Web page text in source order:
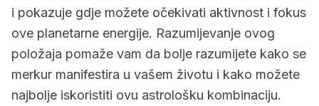
i pokazuje gdje možete očekivati aktivnost i fokus
ove planetarne energije. Razumijevanje ovog
položaja pomaže vam da bolje razumijete kako se
merkur manifestira u vašem životu i kako možete
najbolje iskoristiti ovu astrološku kombinaciju.